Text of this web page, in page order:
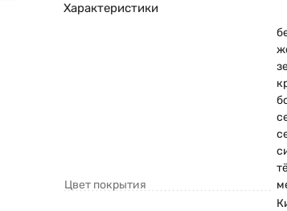
Характеристики
Цвет покрытия